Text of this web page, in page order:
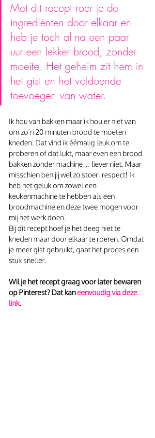
Met dit recept roer je de
ingrediënten door elkaar en
heb je toch al na een paar
uur een lekker brood, zonder
moeite. Het geheim zit hem in
het gist en het voldoende
toevoegen van water.
Ik hou van bakken maar ik hou er niet van
om zo’n 20 minuten brood te moeten
kneden. Dat vind ik éémalig leuk om te
proberen of dat lukt, maar even een brood
bakken zonder machine… liever niet. Maar
misschien ben jij wel zo stoer, respect! Ik
heb het geluk om zowel een
keukenmachine te hebben als een
broodmachine en deze twee mogen voor
mij het werk doen.
Bij dit recept hoef je het deeg niet te
kneden maar door elkaar te roeren. Omdat
je meer gist gebruikt, gaat het proces een
stuk sneller.
Wil je het recept graag voor later bewaren
op Pinterest? Dat kan eenvoudig via deze
link.